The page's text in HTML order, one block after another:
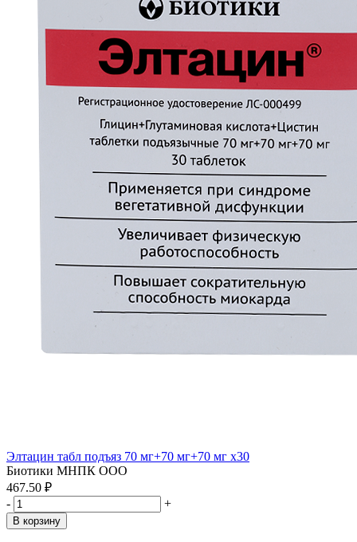
Элтацин табл подъяз 70 мг+70 мг+70 мг x30
Биотики МНПК ООО
467.50 ₽
-
+
В корзину